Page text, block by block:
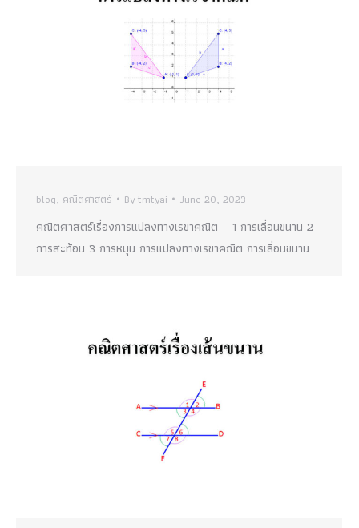
blog, คณิตศาสตร์ Bytmtyai June 20, 2023
คณิตศาสตร์เรื่องการแปลงทางเรขาคณิต 1 การเลื่อนขนาน 2
การสะท้อน 3 การหมุน การแปลงทางเรขาคณิต การเลื่อนขนาน